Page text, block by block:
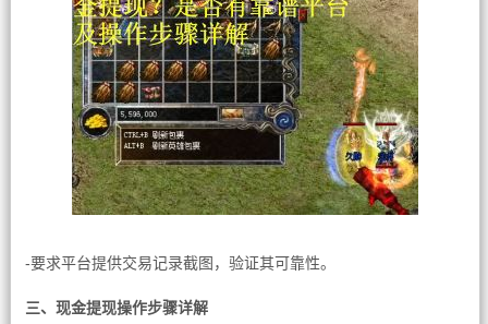
-要求平台提供交易记录截图，验证其可靠性。
三、现金提现操作步骤详解